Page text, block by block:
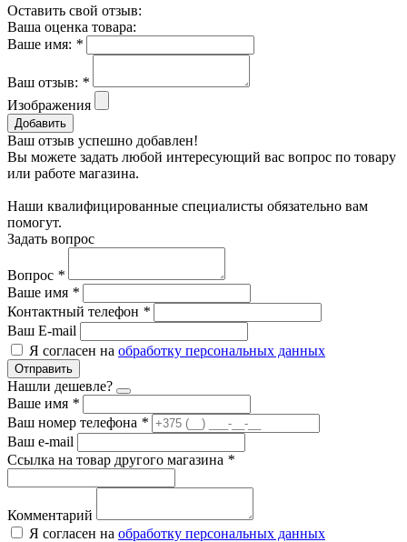
Оставить свой отзыв:
Ваша оценка товара:
Ваше имя: *
Ваш отзыв: *
Изображения
Добавить
Ваш отзыв успешно добавлен!
Вы можете задать любой интересующий вас вопрос по товару
или работе магазина.
Наши квалифицированные специалисты обязательно вам
помогут.
Задать вопрос
Вопрос *
Ваше имя *
Контактный телефон *
Ваш E-mail
Я согласен на обработку персональных данных
Отправить
Нашли дешевле?
Ваше имя *
Ваш номер телефона *
Ваш e-mail
Ссылка на товар другого магазина *
Комментарий
Я согласен на обработку персональных данных